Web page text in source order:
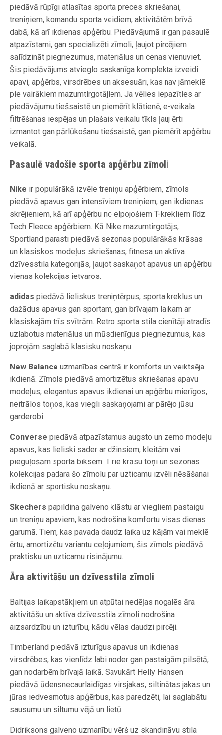
piedāvā rūpīgi atlasītas sporta preces skriešanai,
treniņiem, komandu sporta veidiem, aktivitātēm brīvā
dabā, kā arī ikdienas apģērbu. Piedāvājumā ir gan pasaulē
atpazīstami, gan specializēti zīmoli, ļaujot pircējiem
salīdzināt piegriezumus, materiālus un cenas vienuviet.
Šis piedāvājums atvieglo saskanīga komplekta izveidi:
apavi, apģērbs, virsdrēbes un aksesuāri, kas nav jāmeklē
pie vairākiem mazumtirgotājiem. Ja vēlies iepazīties ar
piedāvājumu tiešsaistē un piemērīt klātienē, e-veikala
filtrēšanas iespējas un plašais veikalu tīkls ļauj ērti
izmantot gan pārlūkošanu tiešsaistē, gan piemērīt apģērbu
veikalā.
Pasaulē vadošie sporta apģērbu zīmoli
Nike ir populārākā izvēle treniņu apģērbiem, zīmols
piedāvā apavus gan intensīviem treniņiem, gan ikdienas
skrējieniem, kā arī apģērbu no elpojošiem T-krekliem līdz
Tech Fleece apģērbiem. Kā Nike mazumtirgotājs,
Sportland parasti piedāvā sezonas populārākās krāsas
un klasiskos modeļus skriešanas, fitnesa un aktīva
dzīvesstila kategorijās, ļaujot saskaņot apavus un apģērbu
vienas kolekcijas ietvaros.
adidas piedāvā lieliskus treniņtērpus, sporta kreklus un
dažādus apavus gan sportam, gan brīvajam laikam ar
klasiskajām trīs svītrām. Retro sporta stila cienītāji atradīs
uzlabotus materiālus un mūsdienīgus piegriezumus, kas
joprojām saglabā klasisku noskaņu.
New Balance uzmanības centrā ir komforts un veiktsēja
ikdienā. Zīmols piedāvā amortizētus skriešanas apavu
modeļus, elegantus apavus ikdienai un apģērbu mierīgos,
neitrālos toņos, kas viegli saskaņojami ar pārējo jūsu
garderobi.
Converse piedāvā atpazīstamus augsto un zemo modeļu
apavus, kas lieliski sader ar džinsiem, kleitām vai
pieguļošām sporta biksēm. Tīrie krāsu toņi un sezonas
kolekcijas padara šo zīmolu par uzticamu izvēli nēsāšanai
ikdienā ar sportisku noskaņu.
Skechers papildina galveno klāstu ar viegliem pastaigu
un treniņu apaviem, kas nodrošina komfortu visas dienas
garumā. Tiem, kas pavada daudz laika uz kājām vai meklē
ērtu, amortizētu variantu ceļojumiem, šis zīmols piedāvā
praktisku un uzticamu risinājumu.
Āra aktivitāšu un dzīvesstila zīmoli
Baltijas laikapstākļiem un atpūtai nedēļas nogalēs āra
aktivitāšu un aktīva dzīvesstila zīmoli nodrošina
aizsardzību un izturību, kādu vēlas daudzi pircēji.
Timberland piedāvā izturīgus apavus un ikdienas
virsdrēbes, kas vienlīdz labi noder gan pastaigām pilsētā,
gan nodarbēm brīvajā laikā. Savukārt Helly Hansen
piedāvā ūdensnecaurlaidīgas virsjakas, siltinātas jakas un
jūras iedvesmotus apģērbus, kas paredzēti, lai saglabātu
sausumu un siltumu vējā un lietū.
Didriksons galveno uzmanību vērš uz skandināvu stila